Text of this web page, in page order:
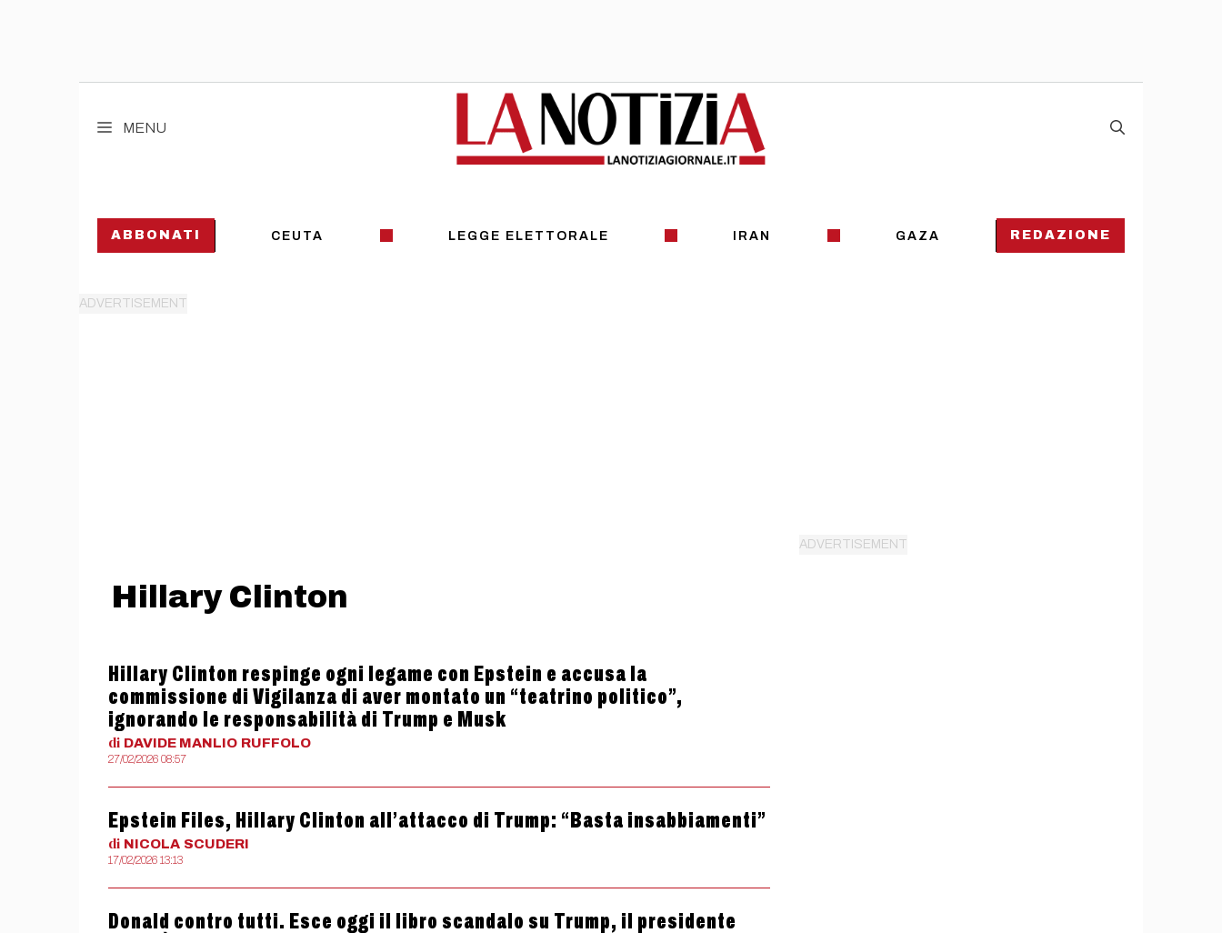
MENU
ABBONATI CEUTA LEGGE ELETTORALE IRAN GAZA REDAZIONE
Hillary Clinton
Hillary Clinton respinge ogni legame con Epstein e accusa la
commissione di Vigilanza di aver montato un “teatrino politico”,
ignorando le responsabilità di Trump e Musk
di DAVIDE MANLIO RUFFOLO
27/02/2026 08:57
Epstein Files, Hillary Clinton all’attacco di Trump: “Basta insabbiamenti”
di NICOLA SCUDERI
17/02/2026 13:13
Donald contro tutti. Esce oggi il libro scandalo su Trump, il presidente